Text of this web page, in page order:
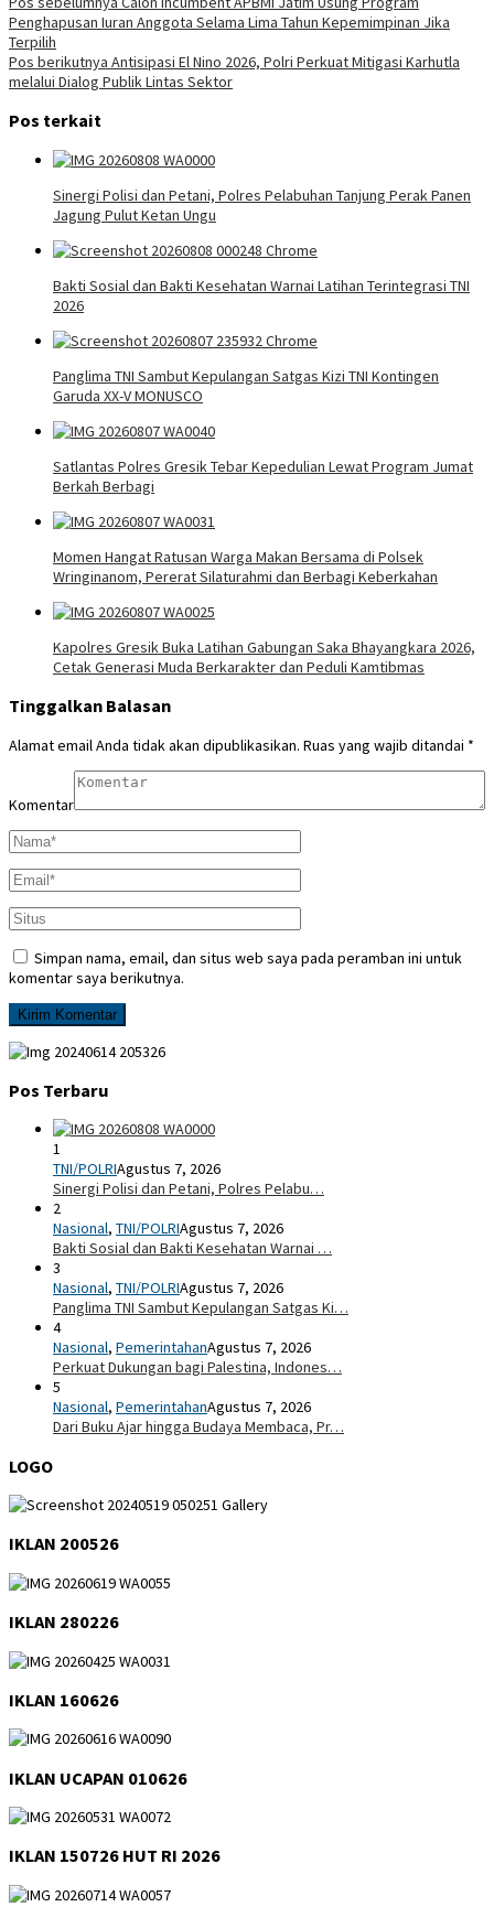
Navigasi
pos
Penghapusan Iuran Anggota Selama Lima Tahun Kepemimpinan Jika
Terpilih
Pos berikutnya Antisipasi El Nino 2026, Polri Perkuat Mitigasi Karhutla
melalui Dialog Publik Lintas Sektor
Pos terkait
Sinergi Polisi dan Petani, Polres Pelabuhan Tanjung Perak Panen
Jagung Pulut Ketan Ungu
Bakti Sosial dan Bakti Kesehatan Warnai Latihan Terintegrasi TNI
2026
Panglima TNI Sambut Kepulangan Satgas Kizi TNI Kontingen
Garuda XX-V MONUSCO
Satlantas Polres Gresik Tebar Kepedulian Lewat Program Jumat
Berkah Berbagi
Momen Hangat Ratusan Warga Makan Bersama di Polsek
Wringinanom, Pererat Silaturahmi dan Berbagi Keberkahan
Kapolres Gresik Buka Latihan Gabungan Saka Bhayangkara 2026,
Cetak Generasi Muda Berkarakter dan Peduli Kamtibmas
Tinggalkan Balasan
Alamat email Anda tidak akan dipublikasikan. Ruas yang wajib ditandai *
Komentar
Simpan nama, email, dan situs web saya pada peramban ini untuk
komentar saya berikutnya.
Pos Terbaru
1
TNI/POLRIAgustus 7, 2026
Sinergi Polisi dan Petani, Polres Pelabu…
2
Nasional, TNI/POLRIAgustus 7, 2026
Bakti Sosial dan Bakti Kesehatan Warnai …
3
Nasional, TNI/POLRIAgustus 7, 2026
Panglima TNI Sambut Kepulangan Satgas Ki…
4
Nasional, PemerintahanAgustus 7, 2026
Perkuat Dukungan bagi Palestina, Indones…
5
Nasional, PemerintahanAgustus 7, 2026
Dari Buku Ajar hingga Budaya Membaca, Pr…
LOGO
IKLAN 200526
IKLAN 280226
IKLAN 160626
IKLAN UCAPAN 010626
IKLAN 150726 HUT RI 2026